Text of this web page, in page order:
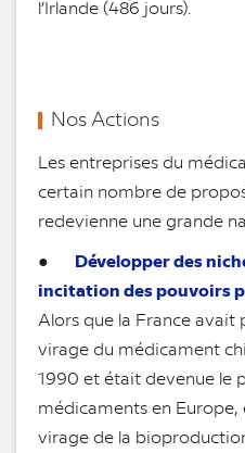
l’Irlande (486 jours).
Nos Actions
Les entreprises du
certain nombre de
redevienne une grande
● Développer des
incitation des pouvoirs
Alors que la France avait
virage du médicament
1990 et était devenue le
médicaments en
virage de la